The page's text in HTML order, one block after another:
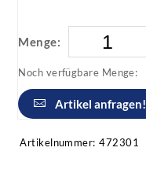
Menge:
Noch verfügbare Menge:
Artikel anfragen!
Artikelnummer: 472301